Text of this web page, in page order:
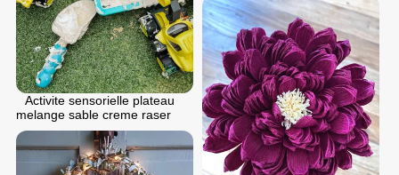
Activite sensorielle plateau
melange sable creme raser